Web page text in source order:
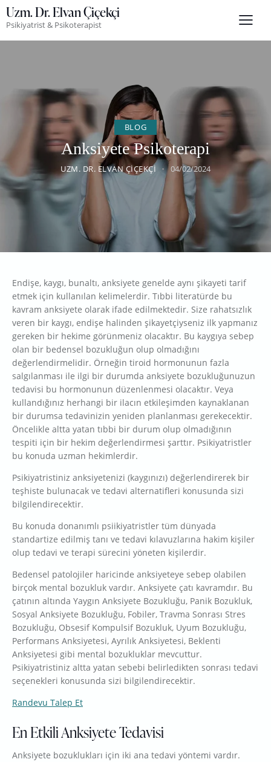
Uzm. Dr. Elvan Çiçekçi
Psikiyatrist & Psikoterapist
BLOG
Anksiyete Psikoterapi
UZM. DR. ELVAN ÇIÇEKÇI 04/02/2024
Endişe, kaygı, bunaltı, anksiyete genelde aynı şikayeti tarif
etmek için kullanılan kelimelerdir. Tıbbi literatürde bu
kavram anksiyete olarak ifade edilmektedir. Size rahatsızlık
veren bir kaygı, endişe halinden şikayetçiyseniz ilk yapmanız
gereken bir hekime görünmeniz olacaktır. Bu kaygıya sebep
olan bir bedensel bozukluğun olup olmadığını
değerlendirmelidir. Örneğin tiroid hormonunun fazla
salgılanması ile ilgi bir durumda anksiyete bozukluğunuzun
tedavisi bu hormonunun düzenlenmesi olacaktır. Veya
kullandığınız herhangi bir ilacın etkileşimden kaynaklanan
bir durumsa tedavinizin yeniden planlanması gerekecektir.
Öncelikle altta yatan tıbbi bir durum olup olmadığının
tespiti için bir hekim değerlendirmesi şarttır. Psikiyatristler
bu konuda uzman hekimlerdir.
Psikiyatristiniz anksiyetenizi (kaygınızı) değerlendirerek bir
teşhiste bulunacak ve tedavi alternatifleri konusunda sizi
bilgilendirecektir.
Bu konuda donanımlı psiikiyatristler tüm dünyada
standartize edilmiş tanı ve tedavi kılavuzlarına hakim kişiler
olup tedavi ve terapi sürecini yöneten kişilerdir.
Bedensel patolojiler haricinde anksiyeteye sebep olabilen
birçok mental bozukluk vardır. Anksiyete çatı kavramdır. Bu
çatının altında Yaygın Anksiyete Bozukluğu, Panik Bozukluk,
Sosyal Anksiyete Bozukluğu, Fobiler, Travma Sonrası Stres
Bozukluğu, Obsesif Kompulsif Bozukluk, Uyum Bozukluğu,
Performans Anksiyetesi, Ayrılık Anksiyetesi, Beklenti
Anksiyetesi gibi mental bozukluklar mevcuttur.
Psikiyatristiniz altta yatan sebebi belirledikten sonrası tedavi
seçenekleri konusunda sizi bilgilendirecektir.
Randevu Talep Et
En Etkili Anksiyete Tedavisi
Anksiyete bozuklukları için iki ana tedavi yöntemi vardır.